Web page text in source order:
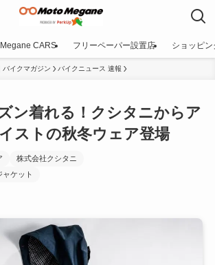
CARS フリーペーパー設置店 ショッピン
イクマガジン バイクニュース 速報
ン着れる！クシタニからア
ストの秋冬ウェア登場
株式会社クシタニ
ャケット